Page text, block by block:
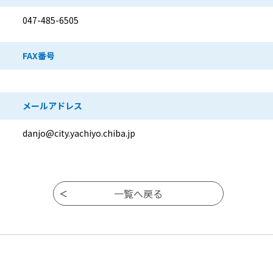
047-485-6505
FAX番号
メールアドレス
danjo@city.yachiyo.chiba.jp